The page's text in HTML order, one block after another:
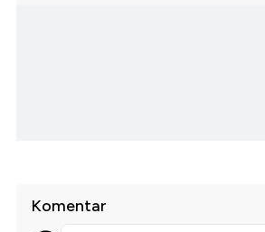
Komentar